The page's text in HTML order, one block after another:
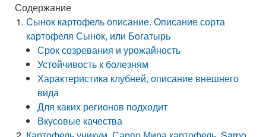
Содержание
Сынок картофель описание. Описание сорта
картофеля Сынок, или Богатырь
Срок созревания и урожайность
Устойчивость к болезням
Характеристика клубней, описание внешнего
вида
Для каких регионов подходит
Вкусовые качества